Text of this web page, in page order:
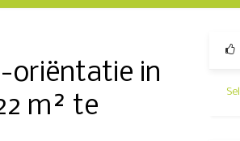
oriëntatie in
m² te